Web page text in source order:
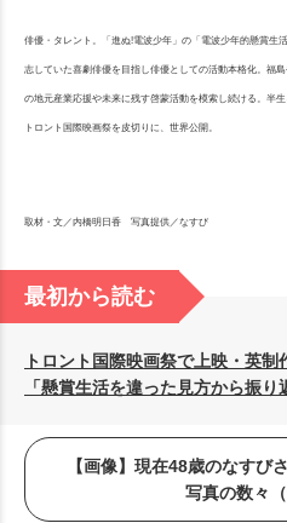
俳優・タレント。「進ぬ!電波少年」の「電波少年的懸賞生
志していた喜劇俳優を目指し俳優としての活動本格化。福
の地元産業応援や未来に残す啓蒙活動を模索し続ける。半
トロント国際映画祭を皮切りに、世界公開。
取材・文／内橋明日香 写真提供／なすび
最初から読む
トロント国際映画祭で上映・英
「懸賞生活を違った見方から振り
【画像】現在48歳のなすび
写真の数々（